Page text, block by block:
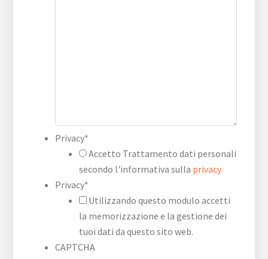
Privacy*
Accetto Trattamento dati personali
secondo l'informativa sulla privacy
Privacy*
Utilizzando questo modulo accetti
la memorizzazione e la gestione dei
tuoi dati da questo sito web.
CAPTCHA